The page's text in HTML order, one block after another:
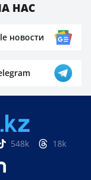
НАС
новости
548k 18k